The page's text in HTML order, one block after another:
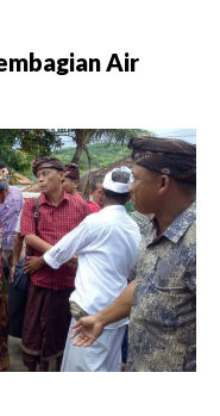
Air